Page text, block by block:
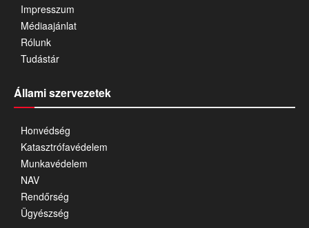
Impresszum
Médiaajánlat
Rólunk
Tudástár
Állami szervezetek
Honvédség
Katasztrófavédelem
Munkavédelem
NAV
Rendőrség
Ügyészség